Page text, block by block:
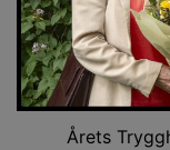
Årets